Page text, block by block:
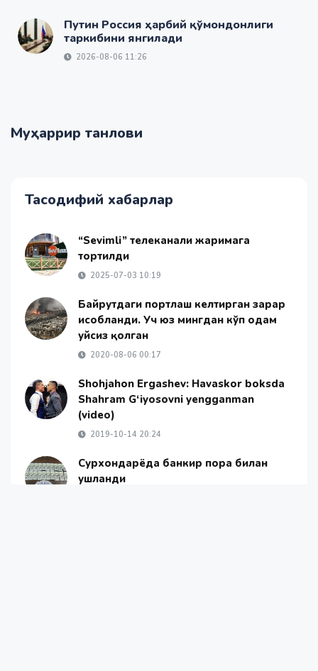
Путин Россия ҳарбий қўмондонлиги
таркибини янгилади
2026-08-06 11:26
Муҳаррир танлови
Тасодифий хабарлар
“Sevimli” телеканали жаримага
тортилди
2025-07-03 10:19
Байрутдаги портлаш келтирган зарар
ҳисобланди. Уч юз мингдан кўп одам
уйсиз қолган
2020-08-06 00:17
Shohjahon Ergashev: Havaskor boksda
Shahram G‘iyosovni yengganman
(video)
2019-10-14 20:24
Сурхондарёда банкир пора билан
ушланди